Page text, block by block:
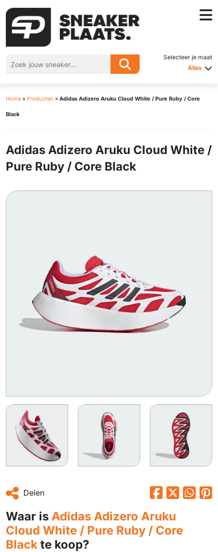
Selecteer je maat
Alles
Home » Producten » Adidas Adizero Aruku Cloud White / Pure Ruby / Core
Black
Adidas Adizero Aruku Cloud White /
Pure Ruby / Core Black
Delen
Waar is Adidas Adizero Aruku
Cloud White / Pure Ruby / Core
Black te koop?